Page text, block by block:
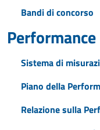
Bandi di concorso
Performance
Sistema di
Piano della
Relazione sulla